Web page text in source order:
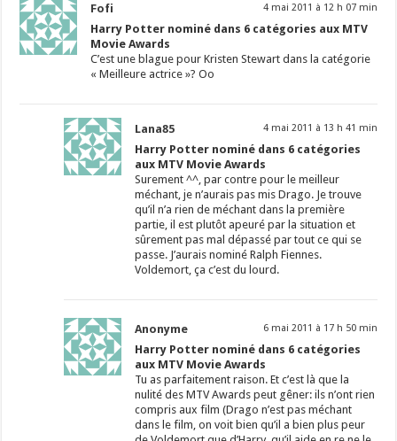
Fofi 4 mai 2011 à 12 h 07 min
Harry Potter nominé dans 6 catégories aux MTV
Movie Awards
C’est une blague pour Kristen Stewart dans la catégorie
« Meilleure actrice »? Oo
Lana85 4 mai 2011 à 13 h 41 min
Harry Potter nominé dans 6 catégories
aux MTV Movie Awards
Surement ^^, par contre pour le meilleur
méchant, je n’aurais pas mis Drago. Je trouve
qu’il n’a rien de méchant dans la première
partie, il est plutôt apeuré par la situation et
sûrement pas mal dépassé par tout ce qui se
passe. J’aurais nominé Ralph Fiennes.
Voldemort, ça c’est du lourd.
Anonyme 6 mai 2011 à 17 h 50 min
Harry Potter nominé dans 6 catégories
aux MTV Movie Awards
Tu as parfaitement raison. Et c’est là que la
nulité des MTV Awards peut gêner: ils n’ont rien
compris aux film (Drago n’est pas méchant
dans le film, on voit bien qu’il a bien plus peur